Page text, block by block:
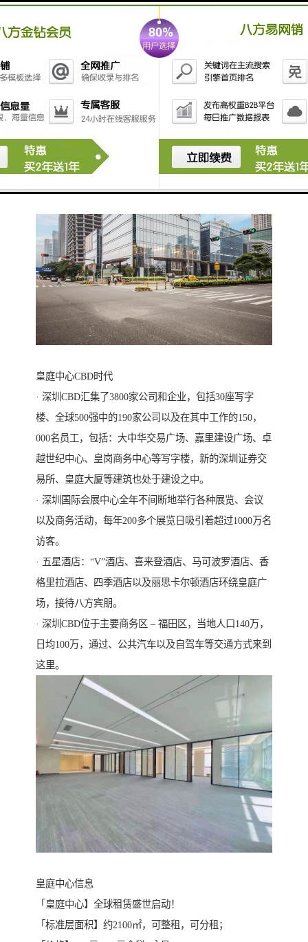
马家居MALL、香江家居工厂批发城、苏宁电器（高发
城池）；天虹百货（星河店）、华润万家（益田店）、
人人乐（金田店）
V酒店、深圳马哥孛罗好日子酒店、深圳大中华喜来登
酒店。
市政配套：会展中心、市民中心、福田区、福田区、福
田区分局
皇庭中心CBD时代
· 深圳CBD汇集了3800家公司和企业，包括30座写字
楼、全球500强中的190家公司以及在其中工作的150，
000名员工，包括：大中华交易广场、嘉里建设广场、卓
越世纪中心、皇岗商务中心等写字楼，新的深圳证券交
易所、皇庭大厦等建筑也处于建设之中。
· 深圳国际会展中心全年不间断地举行各种展览、会议
以及商务活动，每年200多个展览日吸引着超过1000万名
访客。
· 五星酒店：“V”酒店、喜来登酒店、马可波罗酒店、香
格里拉酒店、四季酒店以及丽思卡尔顿酒店环绕皇庭广
场，接待八方宾朋。
· 深圳CBD位于主要商务区 – 福田区，当地人口140万，
日均100万，通过、公共汽车以及自驾车等交通方式来到
这里。
皇庭中心信息
「皇庭中心】全球租赁盛世启动！
「标准层面积】约2100㎡，可整租，可分租；